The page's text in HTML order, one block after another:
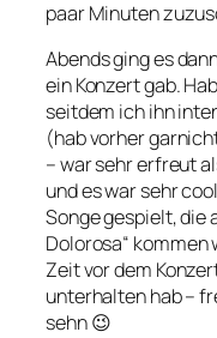
paar Minuten
Abends ging es
ein Konzert gab.
seitdem ich ihn
(hab vorher
– war sehr erfreut
und es war sehr
Songe gespielt, die
Dolorosa“ kommen
Zeit vor dem
unterhalten hab –
sehn 😉